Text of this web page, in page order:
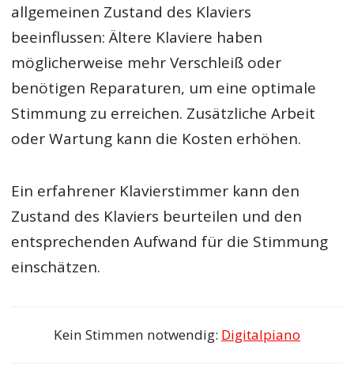
allgemeinen Zustand des Klaviers
beeinflussen: Ältere Klaviere haben
möglicherweise mehr Verschleiß oder
benötigen Reparaturen, um eine optimale
Stimmung zu erreichen. Zusätzliche Arbeit
oder Wartung kann die Kosten erhöhen.
Ein erfahrener Klavierstimmer kann den
Zustand des Klaviers beurteilen und den
entsprechenden Aufwand für die Stimmung
einschätzen.
Kein Stimmen notwendig: Digitalpiano